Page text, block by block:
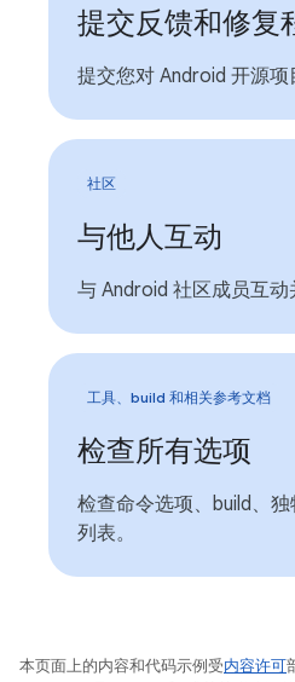
提交反馈和修复
提交您对 Android 开源项
社区
与他人互动
与 Android 社区成员互动
工具、build 和相关参考文档
检查所有选项
检查命令选项、build、
列表。
本页面上的内容和代码示例受内容许可